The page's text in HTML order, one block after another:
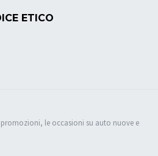
ETICO
le occasioni su auto nuove e